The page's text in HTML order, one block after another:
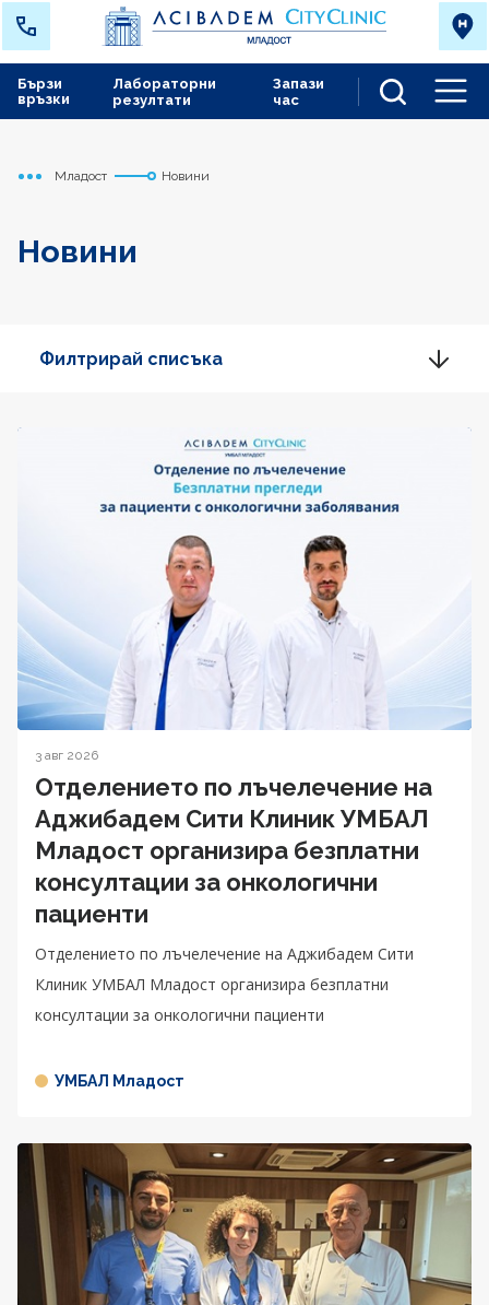
Лабораторни
резултати
Запази
час
Бързи
връзки
Начало
Младост Новини
Новини
Филтрирай списъка
3 авг 2026
Отделението по лъчелечение на
Аджибадем Сити Клиник УМБАЛ
Младост организира безплатни
консултации за онкологични
пациенти
Отделението по лъчелечение на Аджибадем Сити
Клиник УМБАЛ Младост организира безплатни
консултации за онкологични пациенти
УМБАЛ Младост